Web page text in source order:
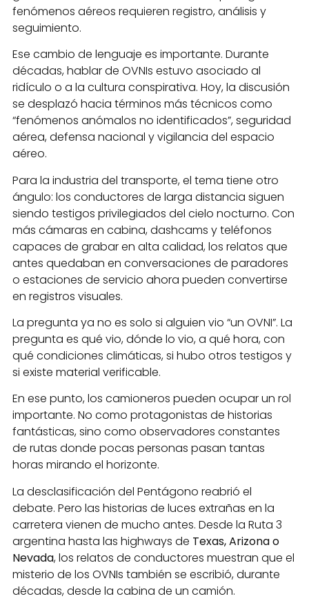
fenómenos aéreos requieren registro, análisis y
seguimiento.
Ese cambio de lenguaje es importante. Durante
décadas, hablar de OVNIs estuvo asociado al
ridículo o a la cultura conspirativa. Hoy, la discusión
se desplazó hacia términos más técnicos como
“fenómenos anómalos no identificados”, seguridad
aérea, defensa nacional y vigilancia del espacio
aéreo.
Para la industria del transporte, el tema tiene otro
ángulo: los conductores de larga distancia siguen
siendo testigos privilegiados del cielo nocturno. Con
más cámaras en cabina, dashcams y teléfonos
capaces de grabar en alta calidad, los relatos que
antes quedaban en conversaciones de paradores
o estaciones de servicio ahora pueden convertirse
en registros visuales.
La pregunta ya no es solo si alguien vio “un OVNI”. La
pregunta es qué vio, dónde lo vio, a qué hora, con
qué condiciones climáticas, si hubo otros testigos y
si existe material verificable.
En ese punto, los camioneros pueden ocupar un rol
importante. No como protagonistas de historias
fantásticas, sino como observadores constantes
de rutas donde pocas personas pasan tantas
horas mirando el horizonte.
La desclasificación del Pentágono reabrió el
debate. Pero las historias de luces extrañas en la
carretera vienen de mucho antes. Desde la Ruta 3
argentina hasta las highways de Texas, Arizona o
Nevada, los relatos de conductores muestran que el
misterio de los OVNIs también se escribió, durante
décadas, desde la cabina de un camión.